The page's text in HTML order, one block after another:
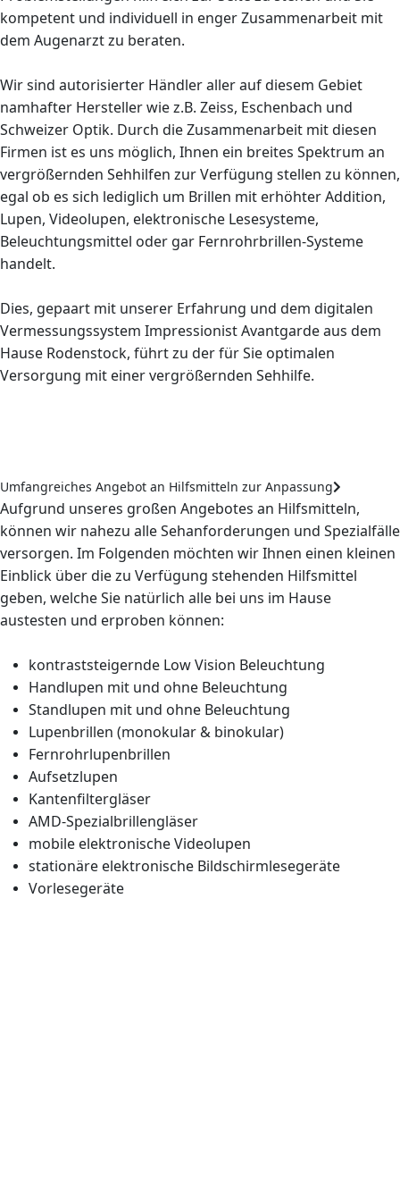
kompetent und individuell in enger Zusammenarbeit mit
dem Augenarzt zu beraten.
Wir sind autorisierter Händler aller auf diesem Gebiet
namhafter Hersteller wie z.B. Zeiss, Eschenbach und
Schweizer Optik. Durch die Zusammenarbeit mit diesen
Firmen ist es uns möglich, Ihnen ein breites Spektrum an
vergrößernden Sehhilfen zur Verfügung stellen zu können,
egal ob es sich lediglich um Brillen mit erhöhter Addition,
Lupen, Videolupen, elektronische Lesesysteme,
Beleuchtungsmittel oder gar Fernrohrbrillen-Systeme
handelt.
Dies, gepaart mit unserer Erfahrung und dem digitalen
Vermessungssystem Impressionist Avantgarde aus dem
Hause Rodenstock, führt zu der für Sie optimalen
Versorgung mit einer vergrößernden Sehhilfe.
Umfangreiches Angebot an Hilfsmitteln zur Anpassung
Aufgrund unseres großen Angebotes an Hilfsmitteln,
können wir nahezu alle Sehanforderungen und Spezialfälle
versorgen. Im Folgenden möchten wir Ihnen einen kleinen
Einblick über die zu Verfügung stehenden Hilfsmittel
geben, welche Sie natürlich alle bei uns im Hause
austesten und erproben können:
kontraststeigernde Low Vision Beleuchtung
Handlupen mit und ohne Beleuchtung
Standlupen mit und ohne Beleuchtung
Lupenbrillen (monokular & binokular)
Fernrohrlupenbrillen
Aufsetzlupen
Kantenfiltergläser
AMD-Spezialbrillengläser
mobile elektronische Videolupen
stationäre elektronische Bildschirmlesegeräte
Vorlesegeräte